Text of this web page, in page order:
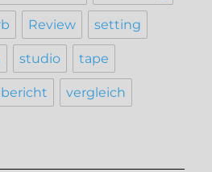
Review setting
studio tape
vergleich